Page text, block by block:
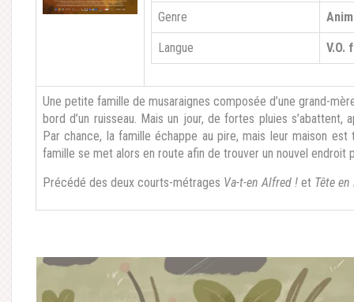
Genre
Langue V.O.
Une petite famille de musaraignes composée d’une grand-
bord d’un ruisseau. Mais un jour, de fortes pluies
Par chance, la famille échappe au pire, mais leur maison
famille se met alors en route afin de trouver un nouvel endroit
Précédé des deux courts-métrages Va-t-en Alfred ! et Tête en